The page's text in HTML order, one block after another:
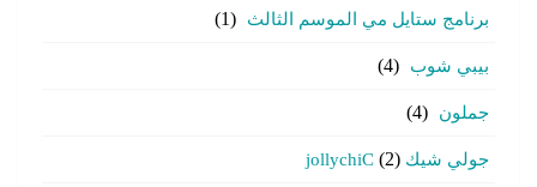
برنامج ستايل مي الموسم الثالث (1)
بيبي شوب (4)
جملون (4)
جولي شيك jollychiC (2)